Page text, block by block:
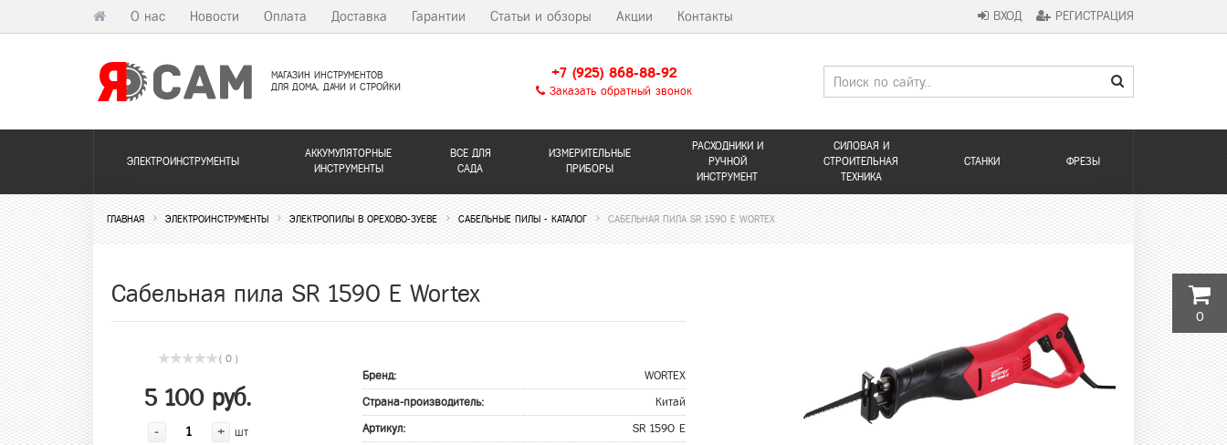
О нас Новости Оплата Доставка Гарантии Статьи и обзоры Акции Контакты ВХОД РЕГИСТРАЦИЯ
МАГАЗИН ИНСТРУМЕНТОВ
ДЛЯ ДОМА, ДАЧИ И СТРОЙКИ
+7 (925) 868-88-92
Заказать обратный звонок
ЭЛЕКТРОИНСТРУМЕНТЫ
АККУМУЛЯТОРНЫЕ
ИНСТРУМЕНТЫ
ВСЕ ДЛЯ
САДА
ИЗМЕРИТЕЛЬНЫЕ
ПРИБОРЫ
РАСХОДНИКИ И
РУЧНОЙ
ИНСТРУМЕНТ
СИЛОВАЯ И
СТРОИТЕЛЬНАЯ
ТЕХНИКА
СТАНКИ ФРЕЗЫ
ГЛАВНАЯ ЭЛЕКТРОИНСТРУМЕНТЫ ЭЛЕКТРОПИЛЫ В ОРЕХОВО-ЗУЕВЕ САБЕЛЬНЫЕ ПИЛЫ - КАТАЛОГ САБЕЛЬНАЯ ПИЛА SR 1590 E WORTEX
Сабельная пила SR 1590 E Wortex
( 0 )
5 100 руб.
- + шт
Бренд: WORTEX
Страна-производитель: Китай
Артикул: SR 1590 E
0